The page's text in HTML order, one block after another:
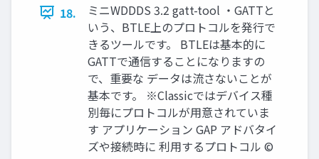
18.
ミニWDDDS 3.2 gatt-tool ・GATTと
いう、BTLE上のプロトコルを発行で
きるツールです。 BTLEは基本的に
GATTで通信することになりますの
で、重要な データは流さないことが
基本です。 ※Classicではデバイス種
別毎にプロトコルが用意されていま
す アプリケーション GAP アドバタイ
ズや接続時に 利用するプロトコル ©